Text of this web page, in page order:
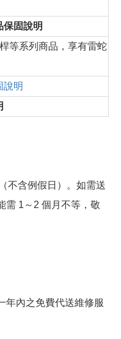
保固說明
等系列商品，享有雷蛇
說明
不含例假日）。如需送
需 1～2 個月不等，敬
年內之免費代送維修服